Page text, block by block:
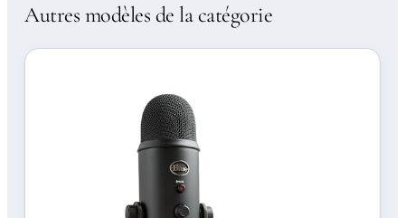
Autres modèles de la catégorie